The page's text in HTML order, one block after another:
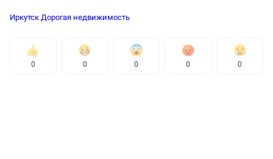
Иркутск Дорогая недвижимость
0 0 0 0 0